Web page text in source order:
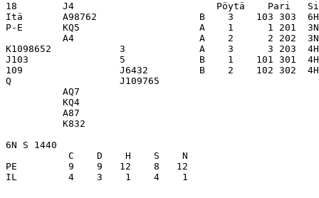
18        J4                         Pöytä    Pari   Sit
Itä       A98762                  B    3    103 303  6H
P-E       KQ5                     A    1      1 201  3N
A4                      A    2      2 202
K1098652            3             A    3      3 203  4H
J103                5             B    1    101 301  4H
109                 J6432         B    2    102 302  4H
Q                   J109765
          AQ7
          KQ4
          A87
          K832
6N S 1440
           C    D    H    S    N
PE         9    9   12    8   12
IL         4    3    1    4    1